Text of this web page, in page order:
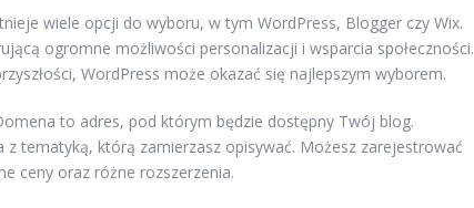
wiele opcji do wyboru, w tym WordPress, Blogger czy Wix.
ogromne możliwości personalizacji i wsparcia społeczności.
WordPress może okazać się najlepszym wyborem.
to adres, pod którym będzie dostępny Twój blog.
tematyką, którą zamierzasz opisywać. Możesz zarejestrować
ceny oraz różne rozszerzenia.